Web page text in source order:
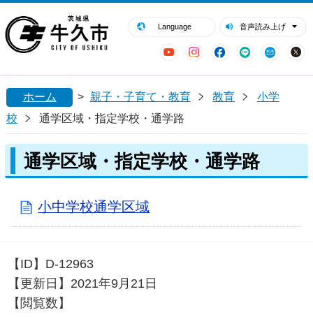
Language 音声読み上げ
YouTubeInstagram
Facebook
LINE Mail
閉じる
ホーム > 親子・子育て・教育 教育
小学
校
通学区域・指定学校・通学路
通学区域・指定学校・通学路
小中学校通学区域
【ID】 D-12963
【更新日】 2021年9月21日
【閲覧数】